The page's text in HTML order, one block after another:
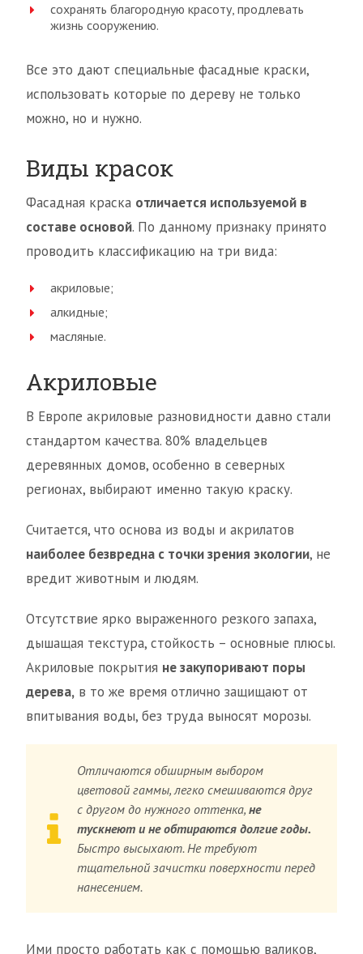
сохранять благородную красоту, продлевать
жизнь сооружению.
Все это дают специальные фасадные краски,
использовать которые по дереву не только
можно, но и нужно.
Виды красок
Фасадная краска отличается используемой в
составе основой. По данному признаку принято
проводить классификацию на три вида:
акриловые;
алкидные;
масляные.
Акриловые
В Европе акриловые разновидности давно стали
стандартом качества. 80% владельцев
деревянных домов, особенно в северных
регионах, выбирают именно такую краску.
Считается, что основа из воды и акрилатов
наиболее безвредна с точки зрения экологии, не
вредит животным и людям.
Отсутствие ярко выраженного резкого запаха,
дышащая текстура, стойкость – основные плюсы.
Акриловые покрытия не закупоривают поры
дерева, в то же время отлично защищают от
впитывания воды, без труда выносят морозы.
Отличаются обширным выбором
цветовой гаммы, легко смешиваются друг
с другом до нужного оттенка,не
тускнеют и не обтираются долгие годы.
Быстро высыхают. Не требуют
тщательной зачистки поверхности перед
нанесением.
Ими просто работать как с помощью валиков,